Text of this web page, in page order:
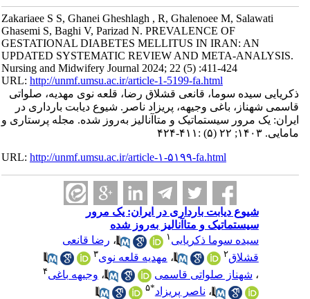
Zakariaee S S, Ghanei Gheshlagh , R, Ghalenoee M, Salawati
Ghasemi S, Baghi V, Parizad N. PREVALENCE OF
GESTATIONAL DIABETES MELLITUS IN IRAN: AN
UPDATED SYSTEMATIC REVIEW AND META-ANALYSIS.
Nursing and Midwifery Journal 2024; 22 (5) :411-424
URL:http://unmf.umsu.ac.ir/article-1-5199-fa.html
ذکریایی سیده سوما، قانعی قشلاق رضا، قلعه نوی مهدیه، صلواتی
قاسمی شهناز، باغی وجیهه، پریزاد ناصر. شیوع دیابت بارداری در
ایران: یک مرور سیستماتیک و متاآنالیز به‌روز شده. مجله پرستاری و
مامایی. ۱۴۰۳; ۲۲ (۵) :۴۱۱-۴۲۴
URL:http://unmf.umsu.ac.ir/article-۱-۵۱۹۹-fa.html
شیوع دیابت بارداری در ایران: یک مرور
سیستماتیک و متاآنالیز به‌روز شده
سیده سوما ذکریایی
،رضا قانعی
قشلاق۲ ،مهدیه قلعه نوی
شهناز صلواتی قاسمی ،وجیهه باغی
،ناصر پریزاد * ۵